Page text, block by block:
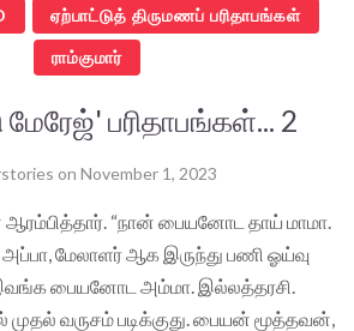
ஏற்பாட்டுத் திருமணப் பரிதாபங்கள்
ராம்குமார்
பரிதாபங்கள்... 2
on November 1, 2023
“நான் பையனோட தாய் மாமா.
மேலாளர் ஆக இருந்து பணி ஓய்வு
இவங்க பையனோட அம்மா. இல்லத்தரசி.
வருசம் படிக்குது. பையன் மூத்தவன்,